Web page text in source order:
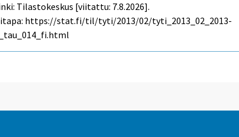
Tilastokeskus [viitattu: 7.8.2026].
https://stat.fi/til/tyti/2013/02/tyti_2013_02_2013-